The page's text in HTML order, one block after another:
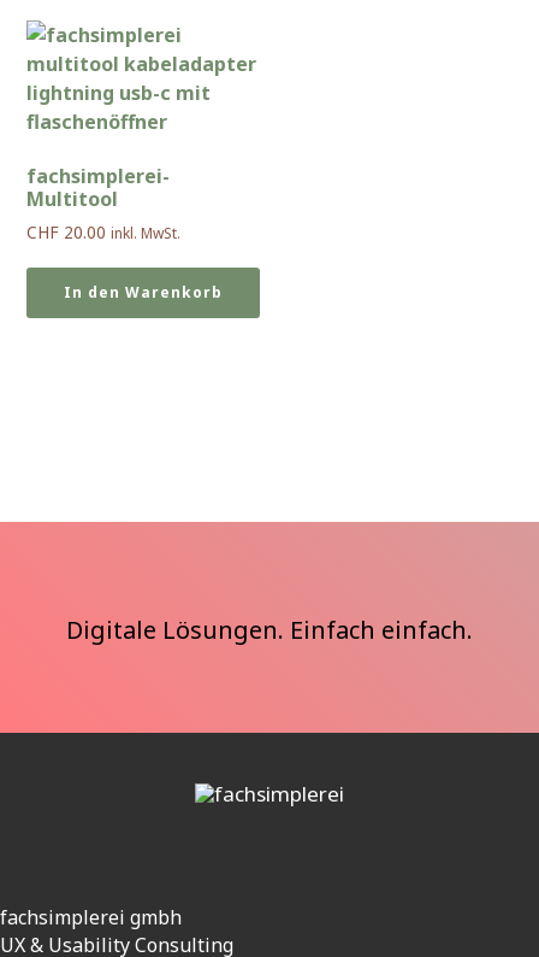
fachsimplerei-
Multitool
CHF 20.00 inkl. MwSt.
In den Warenkorb
Digitale Lösungen. Einfach einfach.
Kontaktinformationen
fachsimplerei gmbh
UX & Usability Consulting